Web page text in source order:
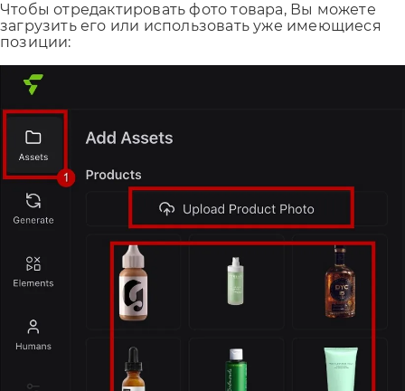
Чтобы отредактировать фото товара, Вы можете
загрузить его или использовать уже имеющиеся
позиции: